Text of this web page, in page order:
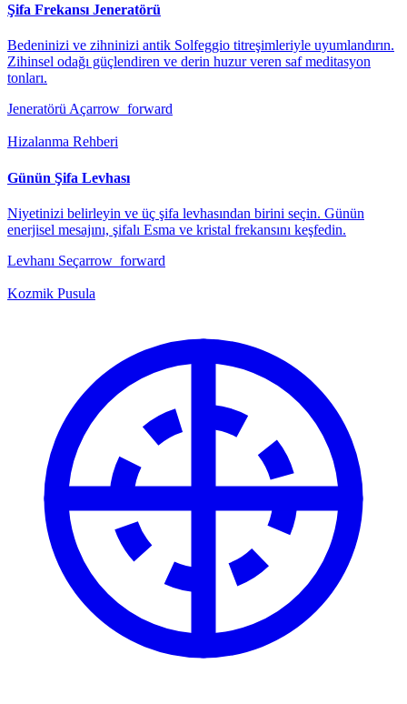
Şifa Frekansı Jeneratörü
Bedeninizi ve zihninizi antik Solfeggio titreşimleriyle uyumlandırın.
Zihinsel odağı güçlendiren ve derin huzur veren saf meditasyon
tonları.
Jeneratörü Açarrow_forward
Hizalanma Rehberi
Günün Şifa Levhası
Niyetinizi belirleyin ve üç şifa levhasından birini seçin. Günün
enerjisel mesajını, şifalı Esma ve kristal frekansını keşfedin.
Levhanı Seçarrow_forward
Kozmik Pusula